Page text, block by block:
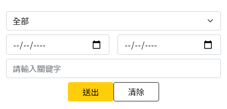
分類
發布日期
發布結束日期
關鍵字
清除